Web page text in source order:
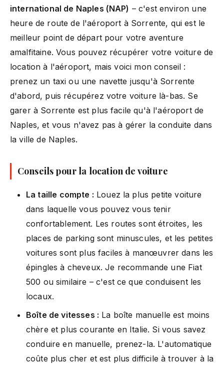
international de Naples (NAP) – c'est environ une
heure de route de l'aéroport à Sorrente, qui est le
meilleur point de départ pour votre aventure
amalfitaine. Vous pouvez récupérer votre voiture de
location à l'aéroport, mais voici mon conseil :
prenez un taxi ou une navette jusqu'à Sorrente
d'abord, puis récupérez votre voiture là-bas. Se
garer à Sorrente est plus facile qu'à l'aéroport de
Naples, et vous n'avez pas à gérer la conduite dans
la ville de Naples.
Conseils pour la location de voiture
La taille compte : Louez la plus petite voiture
dans laquelle vous pouvez vous tenir
confortablement. Les routes sont étroites, les
places de parking sont minuscules, et les petites
voitures sont plus faciles à manœuvrer dans les
épingles à cheveux. Je recommande une Fiat
500 ou similaire – c'est ce que conduisent les
locaux.
Boîte de vitesses : La boîte manuelle est moins
chère et plus courante en Italie. Si vous savez
conduire en manuelle, prenez-la. L'automatique
coûte plus cher et est plus difficile à trouver à la